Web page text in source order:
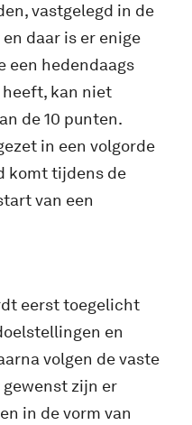
vastgelegd in de
daar is er enige
een hedendaags
kan niet
de 10 punten.
in een volgorde
komt tijdens de
van een
eerst toegelicht
en
volgen de vaste
gewenst zijn er
in de vorm van